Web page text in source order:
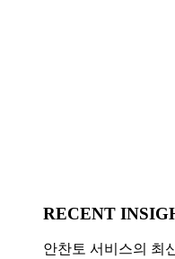
RECENT
안찬토 서비스의 최